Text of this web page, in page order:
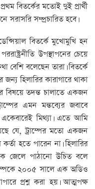
বিতর্কের মতোই দুই প্রার্থী
সরাসরি সম্প্রচারিত হবে।
বিতর্কে মুখোমুখি হন
উপস্থাপনের চেয়ে
বলেছেন তারা। বিতর্কে
হিলারির কারাগারে থাকা
বিষয়ে তদন্ত চালাতে একজন
এমন মন্তব্যের জবাবে
মিথ্যা। এতে আমি
যে, ট্রাম্পের মতো একজন
হতে পারেন না। হিলারির
জেলে পাঠানো উচিত বলে
২০০৫ সালে এক অডিও
প্রশ্ন করা হয়। আত্মপক্ষ